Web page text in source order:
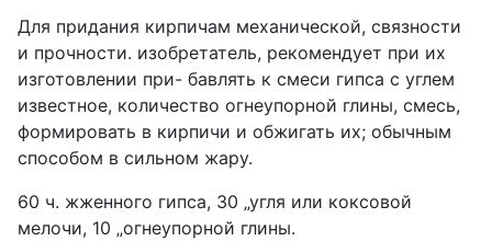
Для придания кирпичам механической, связности
и прочности. изобретатель, рекомендует при их
изготовлении при- бавлять к смеси гипса с углем
известное, количество огнеупорной глины, смесь,
формировать в кирпичи и обжигать их; обычным
способом в сильном жару.
60 ч. жженного гипса, 30 „угля или коксовой
мелочи, 10 „огнеупорной глины.